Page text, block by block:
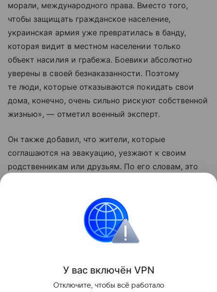
морали, международного права. Вместо того,
чтобы защищать гражданское население,
украинская армия уже превратилась в банду,
которая видит в местном населении только
объект насилия и грабежа. Боевики абсолютно
уверены в своей безнаказанности. Поэтому
те люди, которые отказываются покидать свои
дома, конечно, очень сильно рискуют собственной
жизнью», — отметил военный эксперт.
Он также добавил, что жители, которые
соглашаются на эвакуацию, уезжают к своим
родственникам или друзьям. По его словам, это
и якобы победит Москву».
Россия Эксклюзив
Поделиться
У вас включён VPN
Отключите, чтобы всё работало